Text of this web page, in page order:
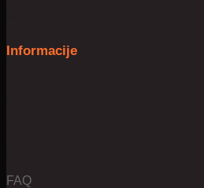
Informacije
FAQ